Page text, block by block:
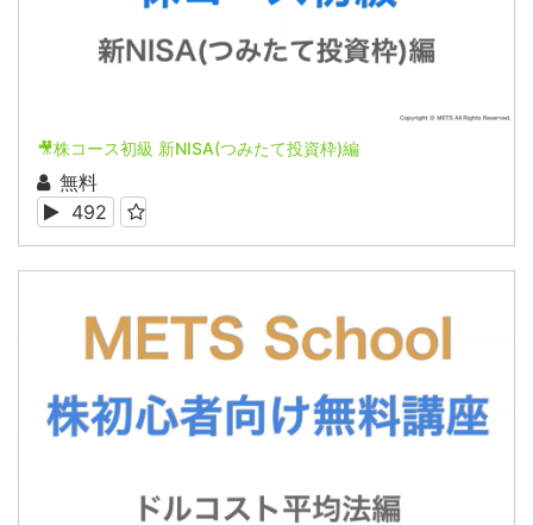
🎥株コース初級 新NISA(つみたて投資枠)編
無料
492